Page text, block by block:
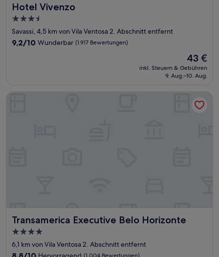
Hotel Vivenzo
Hotel Vivenzo
3.5-
Sterne-
Unterkunft
Savassi, 4,5 km von Vila Ventosa 2. Abschnitt entfernt
9.2
9,2/10 Wunderbar (1.917 Bewertungen)
Der
Preis
beträgt
43 €
inkl. Steuern & Gebühren
9. Aug.–10. Aug.
Transamerica Executive Belo Horizonte
Transamerica Executive Belo Horizonte
4.0-
Sterne-
Unterkunft
6,1 km von Vila Ventosa 2. Abschnitt entfernt
8.8
(1.004 Bewertungen)